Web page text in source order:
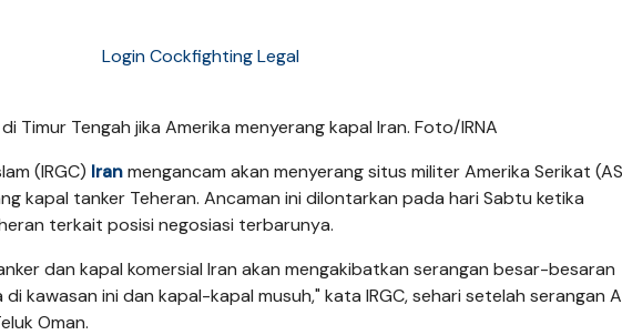
Login Cockfighting Legal
Timur Tengah jika Amerika menyerang kapal Iran. Foto/IRNA
(IRGC) Iranmengancam akan menyerang situs militer Amerika Serikat
kapal tanker Teheran. Ancaman ini dilontarkan pada hari Sabtu ketika
terkait posisi negosiasi terbarunya.
dan kapal komersial Iran akan mengakibatkan serangan besar-besaran
kawasan ini dan kapal-kapal musuh," kata IRGC, sehari setelah serangan
Oman.